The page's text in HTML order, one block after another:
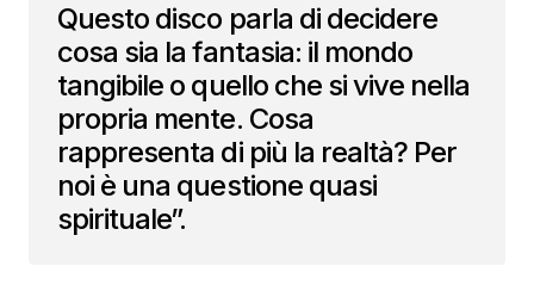
Questo disco parla di decidere
cosa sia la fantasia: il mondo
tangibile o quello che si vive nella
propria mente. Cosa
rappresenta di più la realtà? Per
noi è una questione quasi
spirituale”.